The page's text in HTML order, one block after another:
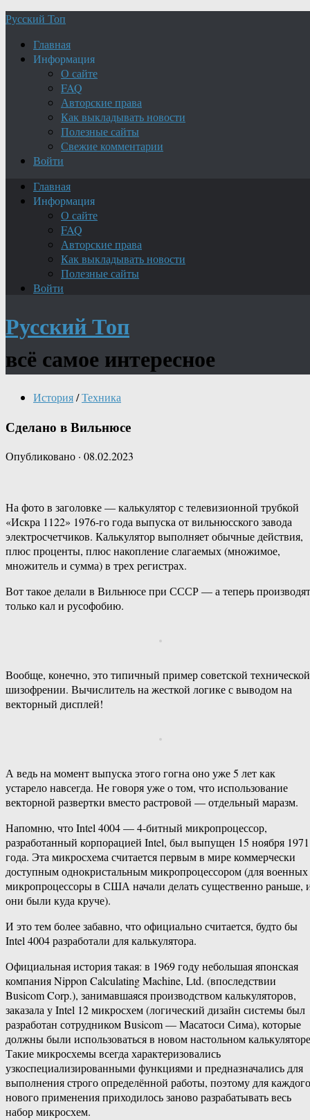
Русский Топ
Главная
Информация
О сайте
FAQ
Авторские права
Как выкладывать новости
Полезные сайты
Свежие комментарии
Войти
Главная
Информация
О сайте
FAQ
Авторские права
Как выкладывать новости
Полезные сайты
Войти
Русский Топ
всё самое интересное
История/Техника
Сделано в Вильнюсе
Опубликовано · 08.02.2023
На фото в заголовке — калькулятор с телевизионной трубкой
«Искра 1122» 1976-го года выпуска от вильнюсского завода
электросчетчиков. Калькулятор выполняет обычные действия,
плюс проценты, плюс накопление слагаемых (множимое,
множитель и сумма) в трех регистрах.
Вот такое делали в Вильнюсе при СССР — а теперь производят
только кал и русофобию.
Вообще, конечно, это типичный пример советской технической
шизофрении. Вычислитель на жесткой логике с выводом на
векторный дисплей!
А ведь на момент выпуска этого гогна оно уже 5 лет как
устарело навсегда. Не говоря уже о том, что использование
векторной развертки вместо растровой — отдельный маразм.
Напомню, что Intel 4004 — 4-битный микропроцессор,
разработанный корпорацией Intel, был выпущен 15 ноября 1971
года. Эта микросхема считается первым в мире коммерчески
доступным однокристальным микропроцессором (для военных
микропроцессоры в США начали делать существенно раньше,
они были куда круче).
И это тем более забавно, что официально считается, будто бы
Intel 4004 разработали для калькулятора.
Официальная история такая: в 1969 году небольшая японская
компания Nippon Calculating Machine, Ltd. (впоследствии
Busicom Corp.), занимавшаяся производством калькуляторов,
заказала у Intel 12 микросхем (логический дизайн системы был
разработан сотрудником Busicom — Масатоси Сима), которые
должны были использоваться в новом настольном
Такие микросхемы всегда характеризовались
узкоспециализированными функциями и предназначались для
выполнения строго определённой работы, поэтому для каждого
нового применения приходилось заново разрабатывать весь
набор микросхем.